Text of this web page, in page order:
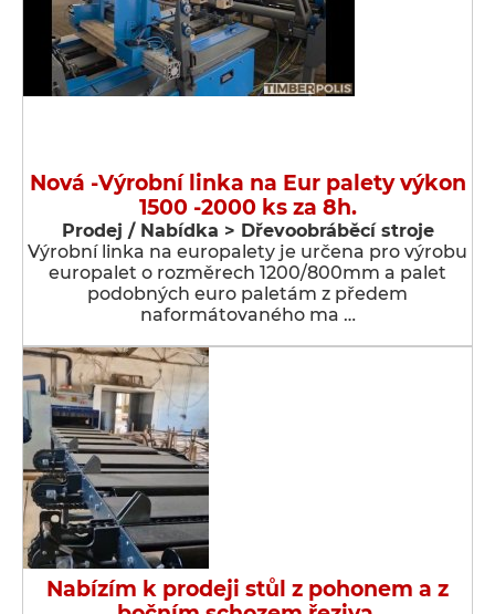
Nová -Výrobní linka na Eur palety výkon
1500 -2000 ks za 8h.
Prodej / Nabídka > Dřevoobráběcí stroje
Výrobní linka na europalety je určena pro výrobu
europalet o rozměrech 1200/800mm a palet
podobných euro paletám z předem
naformátovaného ma …
Nabízím k prodeji stůl z pohonem a z